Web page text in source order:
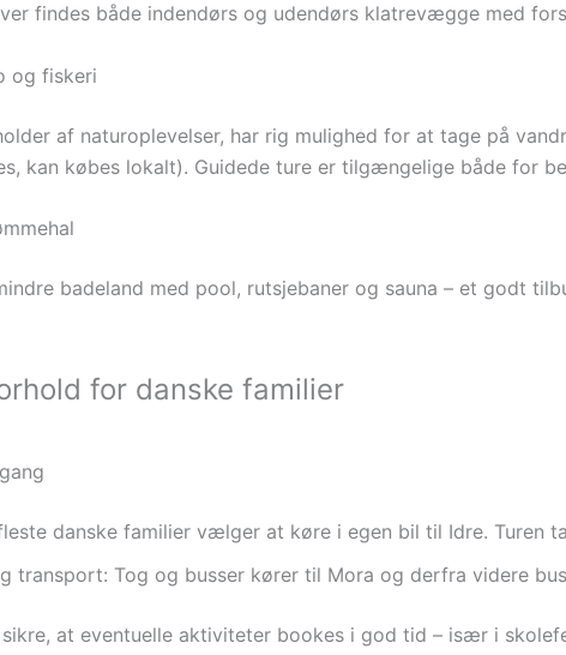
findes både indendørs og udendørs klatrevægge med
og fiskeri
af naturoplevelser, har rig mulighed for at tage på
kan købes lokalt). Guidede ture er tilgængelige både for
badeland med pool, rutsjebaner og sauna – et godt
for danske familier
danske familier vælger at køre i egen bil til Idre. Turen
transport: Tog og busser kører til Mora og derfra videre
at eventuelle aktiviteter bookes i god tid – især i